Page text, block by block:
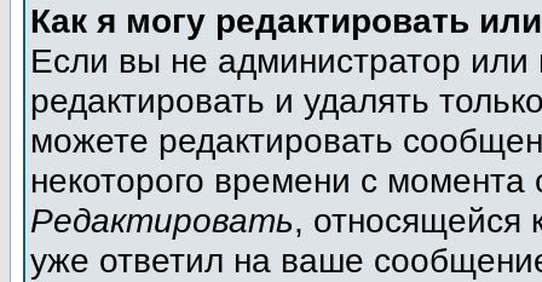
Как я могу редактировать
Если вы не администратор
редактировать и удалять
можете редактировать
некоторого времени с момента
Редактировать, относящейся
уже ответил на ваше